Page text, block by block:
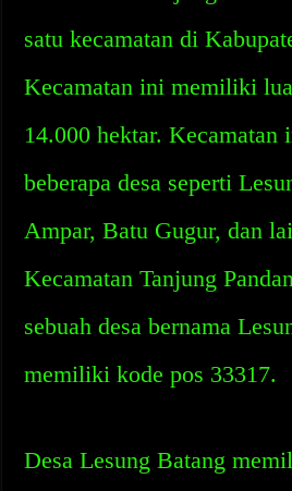
satu kecamatan di
Kecamatan ini memiliki
14.000 hektar.
beberapa desa seperti
Ampar, Batu Gugur, dan
Kecamatan Tanjung
sebuah desa bernama
memiliki kode pos 33317.
Desa Lesung Batang